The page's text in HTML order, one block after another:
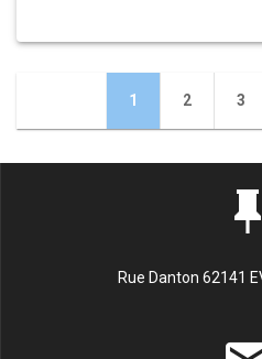
Navigation
des
Page
1 Page
2 3
Rue Danton 62141